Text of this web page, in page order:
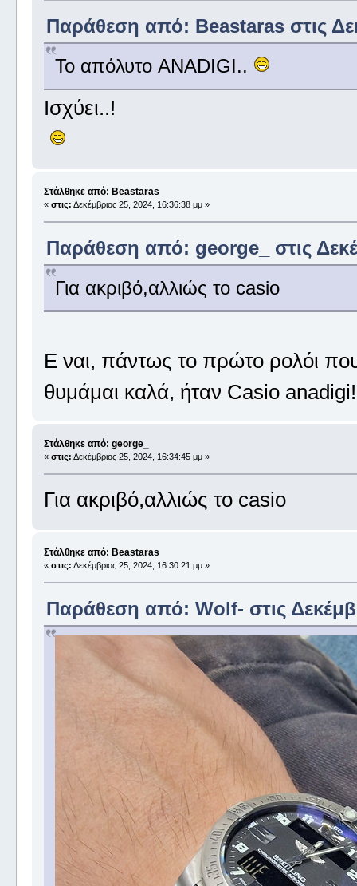
Παράθεση από: Beastaras στις
Το απόλυτο ANADIGI..
Ισχύει..!
Στάλθηκε από: Beastaras
« στις: Δεκέμβριος 25, 2024, 16:36:38 μμ »
Παράθεση από: george_ στις
Για ακριβό,αλλιώς το casio
Ε ναι, πάντως το πρώτο ρολόι
θυμάμαι καλά, ήταν Casio anadigi!
Στάλθηκε από: george_
« στις: Δεκέμβριος 25, 2024, 16:34:45 μμ »
Για ακριβό,αλλιώς το casio
Στάλθηκε από: Beastaras
« στις: Δεκέμβριος 25, 2024, 16:30:21 μμ »
Παράθεση από: Wolf- στις